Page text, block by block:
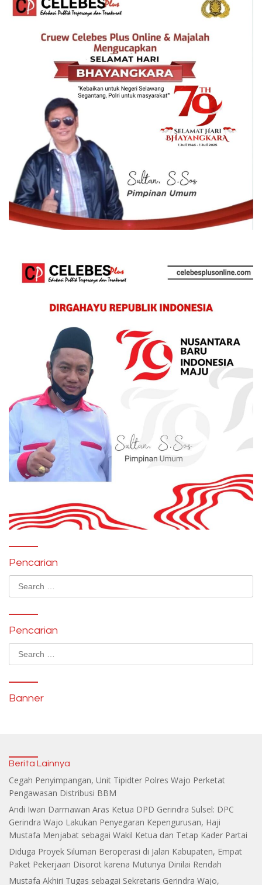
Pencarian
Pencarian
Banner
Berita Lainnya
Cegah Penyimpangan, Unit Tipidter Polres Wajo Perketat
Pengawasan Distribusi BBM
Andi Iwan Darmawan Aras Ketua DPD Gerindra Sulsel: DPC
Gerindra Wajo Lakukan Penyegaran Kepengurusan, Haji
Mustafa Menjabat sebagai Wakil Ketua dan Tetap Kader Partai
Diduga Proyek Siluman Beroperasi di Jalan Kabupaten, Empat
Paket Pekerjaan Disorot karena Mutunya Dinilai Rendah
Mustafa Akhiri Tugas sebagai Sekretaris Gerindra Wajo,